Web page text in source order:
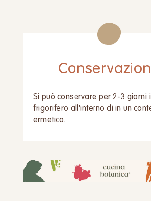
Si può conservare per 2-3 giorni
frigorifero all'interno di in un
ermetico.